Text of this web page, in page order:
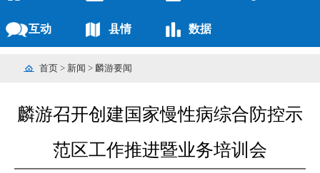
互动 县情 数据
首页 > 新闻 > 麟游要闻
麟游召开创建国家慢性病综合防控示
范区工作推进暨业务培训会